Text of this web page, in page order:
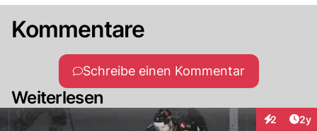
Kommentare
Schreibe einen Kommentar
Weiterlesen
2 2y